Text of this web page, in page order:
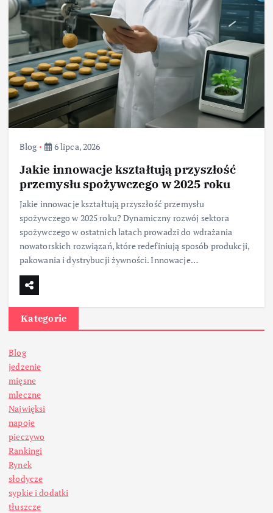
Blog 6 lipca, 2026
Jakie innowacje kształtują przyszłość
przemysłu spożywczego w 2025 roku
Jakie innowacje kształtują przyszłość przemysłu
spożywczego w 2025 roku? Dynamiczny rozwój sektora
spożywczego w ostatnich latach prowadzi do wdrażania
nowatorskich rozwiązań, które redefiniują sposób produkcji,
pakowania i dystrybucji żywności. Innowacje…
Kategorie
Blog
jedzenie
mięsne
mleczne
Najwięksi
napoje
pieczywo
Rankingi
Rynek
słodycze
sypkie i dodatki
tłuszcze